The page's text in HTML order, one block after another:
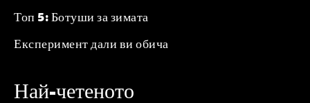
Топ 5: Ботуши за зимата
Експеримент дали ви обича
Най-четеното